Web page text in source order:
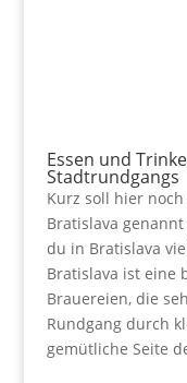
Essen und
Stadtrundgangs
Kurz soll hier
Bratislava
du in Bratislava
Bratislava ist eine
Brauereien, die
Rundgang durch
gemütliche Seite